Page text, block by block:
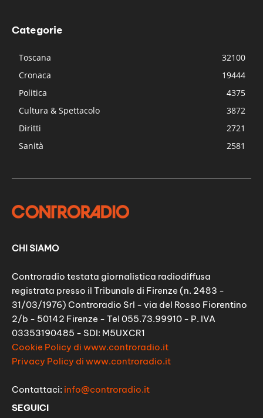
Categorie
Toscana
32100
Cronaca
19444
Politica
4375
Cultura & Spettacolo
3872
Diritti
2721
Sanità
2581
CHI SIAMO
Controradio testata giornalistica radiodiffusa
registrata presso il Tribunale di Firenze (n. 2483 -
31/03/1976) Controradio Srl - via del Rosso Fiorentino
2/b - 50142 Firenze - Tel 055.73.99910 - P. IVA
03353190485 - SDI: M5UXCR1
Cookie Policy di www.controradio.it
Privacy Policy di www.controradio.it
Contattaci: info@controradio.it
SEGUICI